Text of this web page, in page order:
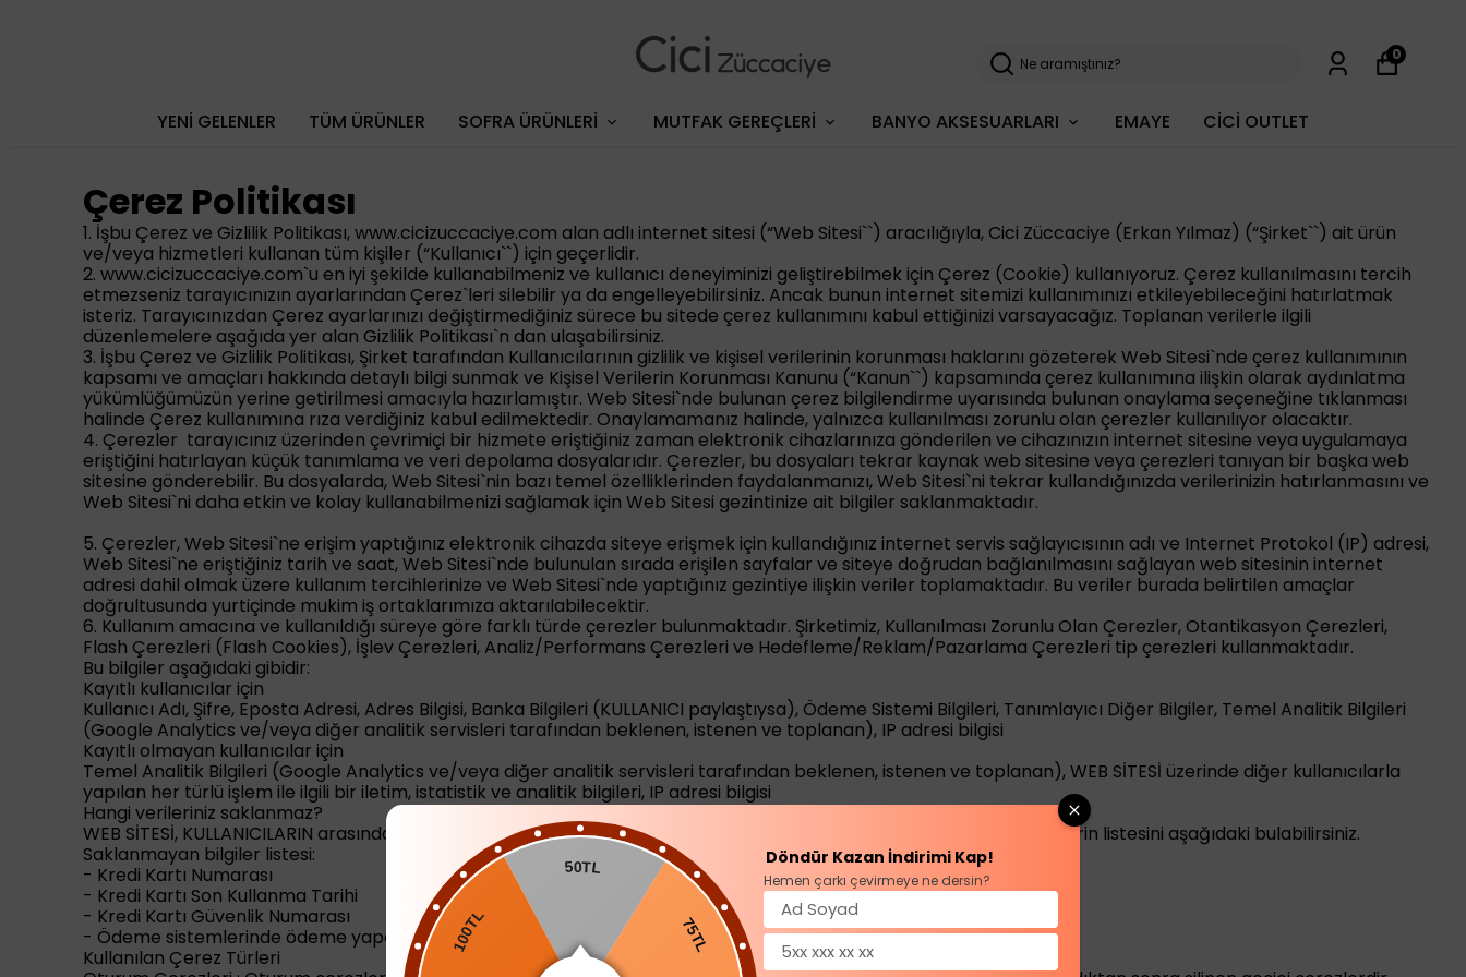
YENİ GELENLER TÜM ÜRÜNLER SOFRA ÜRÜNLERİ MUTFAK GEREÇLERİ BANYO AKSESUARLARI EMAYE CİCİ OUTLET
0
Çerez Politikası
1. İşbu Çerez ve Gizlilik Politikası,www.cicizuccaciye.com alan adlı internet sitesi (“Web Sitesi``) aracılığıyla, Cici Züccaciye (Erkan Yılmaz) (“Şirket``) ait ürün
ve/veya hizmetleri kullanan tüm kişiler (“Kullanıcı``) için geçerlidir.
2. www.cicizuccaciye.com`u en iyi şekilde kullanabilmeniz ve kullanıcı deneyiminizi geliştirebilmek için Çerez (Cookie) kullanıyoruz. Çerez kullanılmasını tercih
etmezseniz tarayıcınızın ayarlarından Çerez`leri silebilir ya da engelleyebilirsiniz. Ancak bunun internet sitemizi kullanımınızı etkileyebileceğini hatırlatmak
isteriz. Tarayıcınızdan Çerez ayarlarınızı değiştirmediğiniz sürece bu sitede çerez kullanımını kabul ettiğinizi varsayacağız. Toplanan verilerle ilgili
düzenlemelere aşağıda yer alan Gizlilik Politikası`n dan ulaşabilirsiniz.
3. İşbu Çerez ve Gizlilik Politikası, Şirket tarafından Kullanıcılarının gizlilik ve kişisel verilerinin korunması haklarını gözeterek Web Sitesi`nde çerez kullanımının
kapsamı ve amaçları hakkında detaylı bilgi sunmak ve Kişisel Verilerin Korunması Kanunu (“Kanun``) kapsamında çerez kullanımına ilişkin olarak aydınlatma
yükümlüğümüzün yerine getirilmesi amacıyla hazırlamıştır. Web Sitesi`nde bulunan çerez bilgilendirme uyarısında bulunan onaylama seçeneğine tıklanması
halinde Çerez kullanımına rıza verdiğiniz kabul edilmektedir. Onaylamamanız halinde, yalnızca kullanılması zorunlu olan çerezler kullanılıyor olacaktır.
4. Çerezler tarayıcınız üzerinden çevrimiçi bir hizmete eriştiğiniz zaman elektronik cihazlarınıza gönderilen ve cihazınızın internet sitesine veya uygulamaya
eriştiğini hatırlayan küçük tanımlama ve veri depolama dosyalarıdır. Çerezler, bu dosyaları tekrar kaynak web sitesine veya çerezleri tanıyan bir başka web
sitesine gönderebilir. Bu dosyalarda, Web Sitesi`nin bazı temel özelliklerinden faydalanmanızı, Web Sitesi`ni tekrar kullandığınızda verilerinizin hatırlanmasını ve
Web Sitesi`ni daha etkin ve kolay kullanabilmenizi sağlamak için Web Sitesi gezintinize ait bilgiler saklanmaktadır.
5. Çerezler, Web Sitesi`ne erişim yaptığınız elektronik cihazda siteye erişmek için kullandığınız internet servis sağlayıcısının adı ve Internet Protokol (IP) adresi,
Web Sitesi`ne eriştiğiniz tarih ve saat, Web Sitesi`nde bulunulan sırada erişilen sayfalar ve siteye doğrudan bağlanılmasını sağlayan web sitesinin internet
adresi dahil olmak üzere kullanım tercihlerinize ve Web Sitesi`nde yaptığınız gezintiye ilişkin veriler toplamaktadır. Bu veriler burada belirtilen amaçlar
doğrultusunda yurtiçinde mukim iş ortaklarımıza aktarılabilecektir.
6. Kullanım amacına ve kullanıldığı süreye göre farklı türde çerezler bulunmaktadır. Şirketimiz, Kullanılması Zorunlu Olan Çerezler, Otantikasyon Çerezleri,
Flash Çerezleri (Flash Cookies), İşlev Çerezleri, Analiz/Performans Çerezleri ve Hedefleme/Reklam/Pazarlama Çerezleri tip çerezleri kullanmaktadır.
Bu bilgiler aşağıdaki gibidir:
Kayıtlı kullanıcılar için
Kullanıcı Adı, Şifre, Eposta Adresi, Adres Bilgisi, Banka Bilgileri (KULLANICI paylaştıysa), Ödeme Sistemi Bilgileri, Tanımlayıcı Diğer Bilgiler, Temel Analitik Bilgileri
(Google Analytics ve/veya diğer analitik servisleri tarafından beklenen, istenen ve toplanan), IP adresi bilgisi
Kayıtlı olmayan kullanıcılar için
Temel Analitik Bilgileri (Google Analytics ve/veya diğer analitik servisleri tarafından beklenen, istenen ve toplanan), WEB SİTESİ üzerinde diğer kullanıcılarla
yapılan her türlü işlem ile ilgili bir iletim, istatistik ve analitik bilgileri, IP adresi bilgisi
Hangi verileriniz saklanmaz?
WEB SİTESİ, KULLANICILARIN arasında yapmış olduğu işlemlerdeki özel ödeme bilgilerini saklamaz. Saklanmayan bilgilerin listesini aşağıdaki bulabilirsiniz.
Saklanmayan bilgiler listesi:
- Kredi Kartı Numarası
- Kredi Kartı Son Kullanma Tarihi
- Kredi Kartı Güvenlik Numarası
- Ödeme sistemlerinde ödeme yapan KULLANICIYI tanımlayan bilgiler
Kullanılan Çerez Türleri
50TL
75TL
100TL
Döndür Kazan İndirimi Kap!
Hemen çarkı çevirmeye ne dersin?